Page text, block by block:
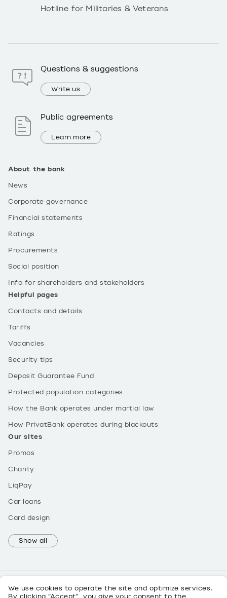
We use cookies to operate the site and optimize services.
About the bank
News
Corporate governance
Financial statements
Ratings
Procurements
Social position
Info for shareholders and stakeholders
Helpful pages
Contacts and details
Tariffs
Vacancies
Security tips
Deposit Guarantee Fund
Protected population categories
How the Bank operates under martial law
How PrivatBank operates during blackouts
Our sites
Promos
Charity
LiqPay
Car loans
Card design
Show all
Hotline for Militaries & Veterans
Questions & suggestions
Write us
Public agreements
Learn more